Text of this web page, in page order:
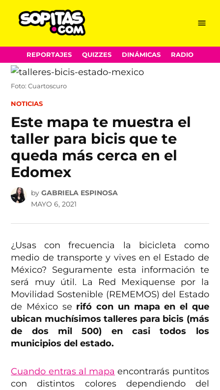
Skip
to
content
Menu
REPORTAJES QUIZZES DINÁMICAS RADIO
Foto: Cuartoscuro
POSTED
NOTICIAS
Este mapa te muestra el
taller para bicis que te
queda más cerca en el
Edomex
by GABRIELA ESPINOSA
MAYO 6, 2021
¿Usas con frecuencia la bicicleta como
medio de transporte y vives en el Estado de
México? Seguramente esta información te
será muy útil. La Red Mexiquense por la
Movilidad Sostenible (REMEMOS) del Estado
de México se rifó con un mapa en el que
ubican muchísimos talleres para bicis (más
de dos mil 500) en casi todos los
municipios del estado.
Cuando entras al mapa encontrarás puntitos
con distintos colores dependiendo del